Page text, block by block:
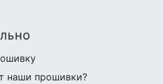
наши прошивки?